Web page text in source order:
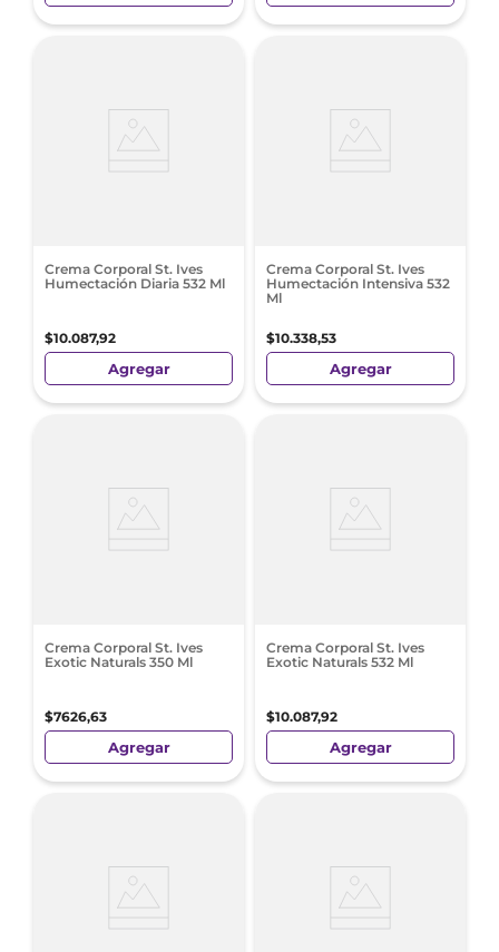
Crema Corporal St. Ives
Humectación Diaria 532 Ml
$10.087,92
Agregar
Crema Corporal St. Ives
Humectación Intensiva 532
Ml
$10.338,53
Agregar
Crema Corporal St. Ives
Exotic Naturals 350 Ml
$7626,63
Agregar
Crema Corporal St. Ives
Exotic Naturals 532 Ml
$10.087,92
Agregar